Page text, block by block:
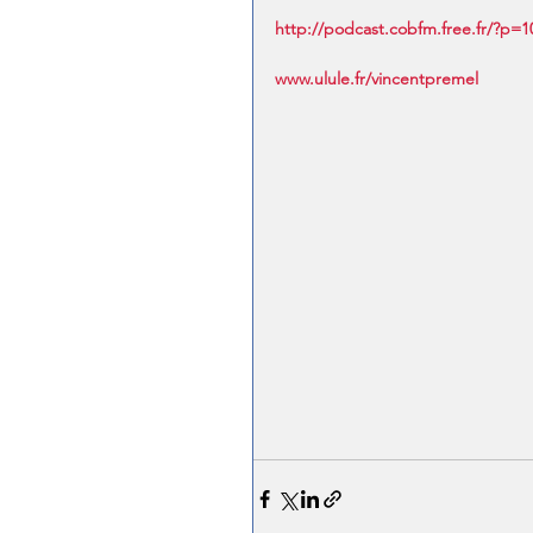
http://podcast.cobfm.free.fr/
www.ulule.fr/vincentpremel